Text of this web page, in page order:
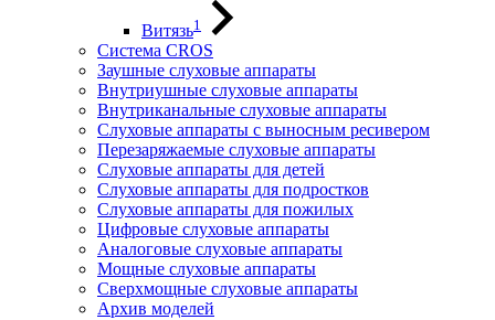
Витязь1
Система CROS
Заушные слуховые аппараты
Внутриушные слуховые аппараты
Внутриканальные слуховые аппараты
Слуховые аппараты с выносным ресивером
Перезаряжаемые слуховые аппараты
Слуховые аппараты для детей
Слуховые аппараты для подростков
Слуховые аппараты для пожилых
Цифровые слуховые аппараты
Аналоговые слуховые аппараты
Мощные слуховые аппараты
Сверхмощные слуховые аппараты
Архив моделей